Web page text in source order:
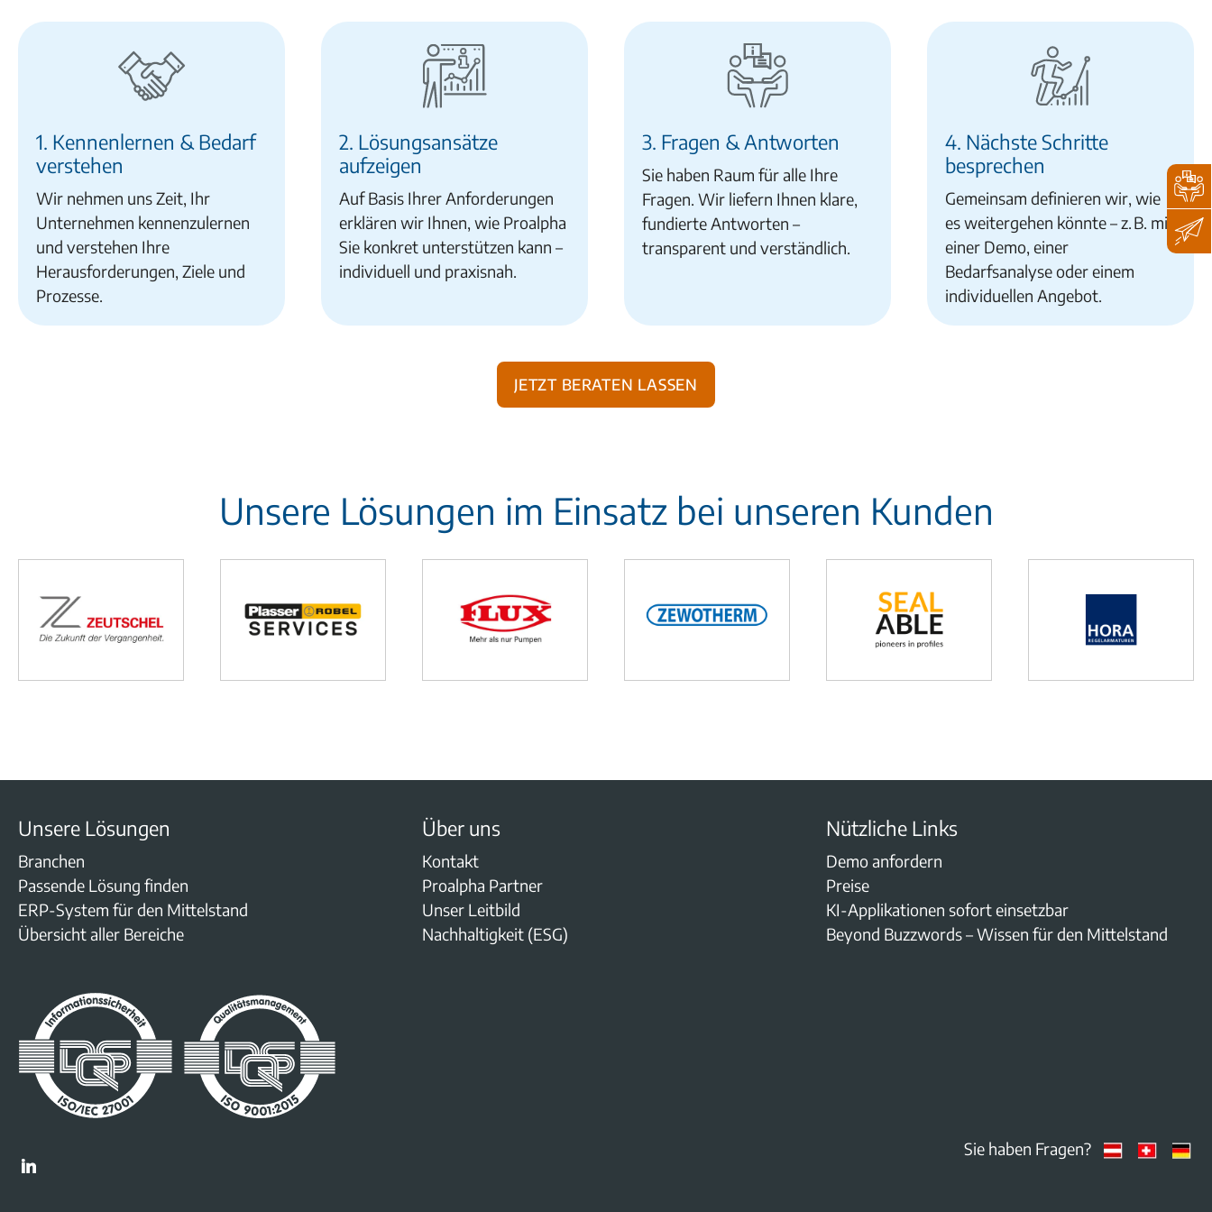
1. Kennenlernen & Bedarf
verstehen
Wir nehmen uns Zeit, Ihr
Unternehmen kennenzulernen
und verstehen Ihre
Herausforderungen, Ziele und
Prozesse.
2. Lösungsansätze
aufzeigen
Auf Basis Ihrer Anforderungen
erklären wir Ihnen, wie Proalpha
Sie konkret unterstützen kann –
individuell und praxisnah.
3. Fragen & Antworten
Sie haben Raum für alle Ihre
Fragen. Wir liefern Ihnen klare,
fundierte Antworten –
transparent und verständlich.
4. Nächste Schritte
besprechen
Gemeinsam definieren wir, wie
es weitergehen könnte – z. B. mit
einer Demo, einer
Bedarfsanalyse oder einem
individuellen Angebot.
Jetzt beraten lassen
Unsere Lösungen im Einsatz bei unseren Kunden
Unsere Lösungen
Branchen
Passende Lösung finden
ERP-System für den Mittelstand
Übersicht aller Bereiche
Über uns
Kontakt
Proalpha Partner
Unser Leitbild
Nachhaltigkeit (ESG)
Nützliche Links
Demo anfordern
Preise
KI-Applikationen sofort einsetzbar
Beyond Buzzwords – Wissen für den Mittelstand
Sie haben Fragen?